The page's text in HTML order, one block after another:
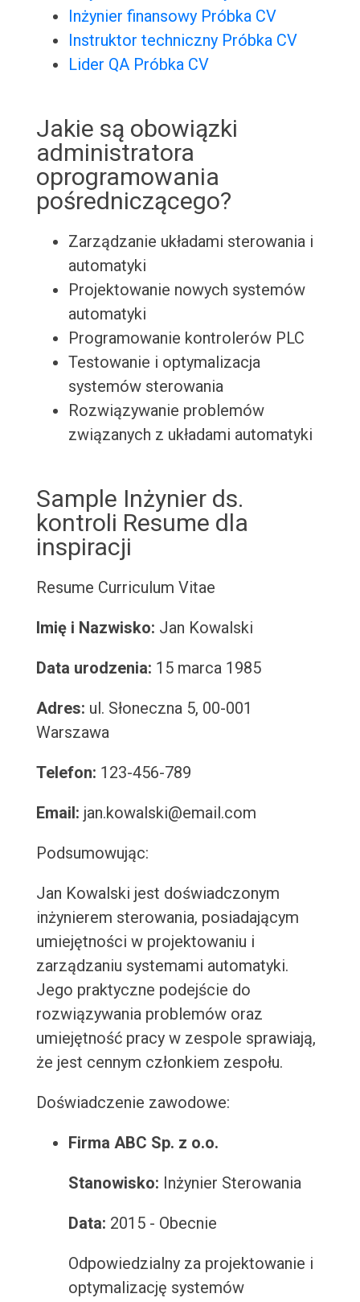
Inżynier finansowy Próbka CV
Instruktor techniczny Próbka CV
Lider QA Próbka CV
Jakie są obowiązki
administratora
oprogramowania
pośredniczącego?
Zarządzanie układami sterowania i
automatyki
Projektowanie nowych systemów
automatyki
Programowanie kontrolerów PLC
Testowanie i optymalizacja
systemów sterowania
Rozwiązywanie problemów
związanych z układami automatyki
Sample Inżynier ds.
kontroli Resume dla
inspiracji
Resume Curriculum Vitae
Imię i Nazwisko: Jan Kowalski
Data urodzenia: 15 marca 1985
Adres: ul. Słoneczna 5, 00-001
Warszawa
Telefon: 123-456-789
Email: jan.kowalski@email.com
Podsumowując:
Jan Kowalski jest doświadczonym
inżynierem sterowania, posiadającym
umiejętności w projektowaniu i
zarządzaniu systemami automatyki.
Jego praktyczne podejście do
rozwiązywania problemów oraz
umiejętność pracy w zespole sprawiają,
że jest cennym członkiem zespołu.
Doświadczenie zawodowe:
Firma ABC Sp. z o.o.
Stanowisko: Inżynier Sterowania
Data: 2015 - Obecnie
Odpowiedzialny za projektowanie i
optymalizację systemów